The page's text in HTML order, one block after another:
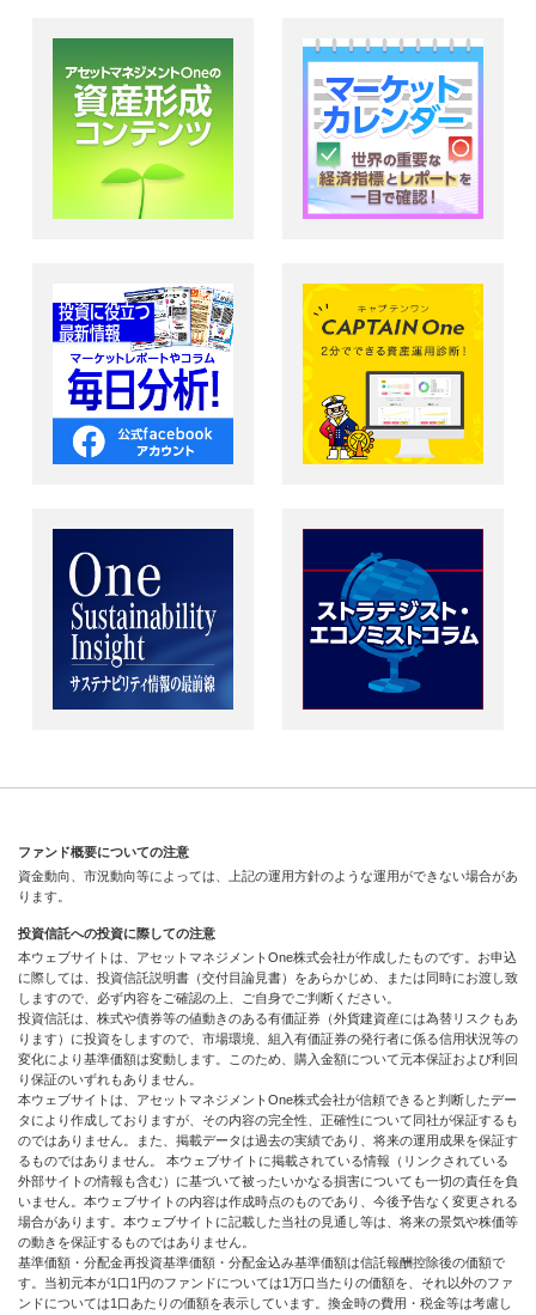
ファンド概要についての注意
資金動向、市況動向等によっては、上記の運用方針のような運用ができない場合があ
ります。
投資信託への投資に際しての注意
本ウェブサイトは、アセットマネジメントOne株式会社が作成したものです。お申込
に際しては、投資信託説明書（交付目論見書）をあらかじめ、または同時にお渡し致
しますので、必ず内容をご確認の上、ご自身でご判断ください。
投資信託は、株式や債券等の値動きのある有価証券（外貨建資産には為替リスクもあ
ります）に投資をしますので、市場環境、組入有価証券の発行者に係る信用状況等の
変化により基準価額は変動します。このため、購入金額について元本保証および利回
り保証のいずれもありません。
本ウェブサイトは、アセットマネジメントOne株式会社が信頼できると判断したデー
タにより作成しておりますが、その内容の完全性、正確性について同社が保証するも
のではありません。また、掲載データは過去の実績であり、将来の運用成果を保証す
るものではありません。 本ウェブサイトに掲載されている情報（リンクされている
外部サイトの情報も含む）に基づいて被ったいかなる損害についても一切の責任を負
いません。本ウェブサイトの内容は作成時点のものであり、今後予告なく変更される
場合があります。本ウェブサイトに記載した当社の見通し等は、将来の景気や株価等
の動きを保証するものではありません。
基準価額・分配金再投資基準価額・分配金込み基準価額は信託報酬控除後の価額で
す。当初元本が1口1円のファンドについては1万口当たりの価額を、それ以外のファ
ンドについては1口あたりの価額を表示しています。換金時の費用・税金等は考慮し